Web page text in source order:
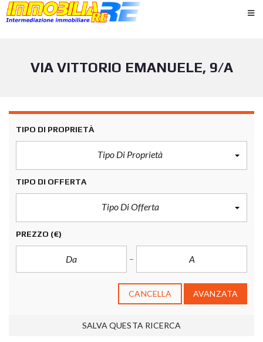
VIA VITTORIO EMANUELE, 9/A
TIPO DI PROPRIETÀ
Tipo Di Proprietà
TIPO DI OFFERTA
Tipo Di Offerta
PREZZO (€)
CANCELLA AVANZATA
SALVA QUESTA RICERCA